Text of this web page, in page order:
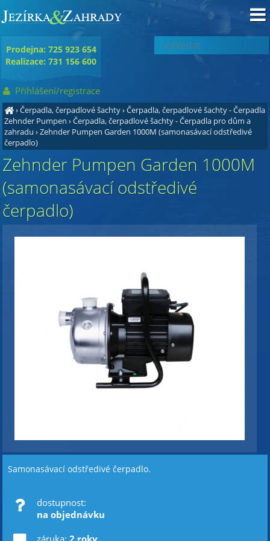
›Čerpadla, čerpadlové šachty›Čerpadla, čerpadlové šachty - Čerpadla
Zehnder Pumpen ›Čerpadla, čerpadlové šachty - Čerpadla pro dům a
zahradu ›Zehnder Pumpen Garden 1000M (samonasávací odstředivé
čerpadlo)
Zehnder Pumpen Garden 1000M
(samonasávací odstředivé
čerpadlo)
Samonasávací odstředivé čerpadlo.
dostupnost:
na objednávku
záruka: 2 roky
Prodejna: 725 923 654
Realizace: 731 156 600
Přihlášení/registrace